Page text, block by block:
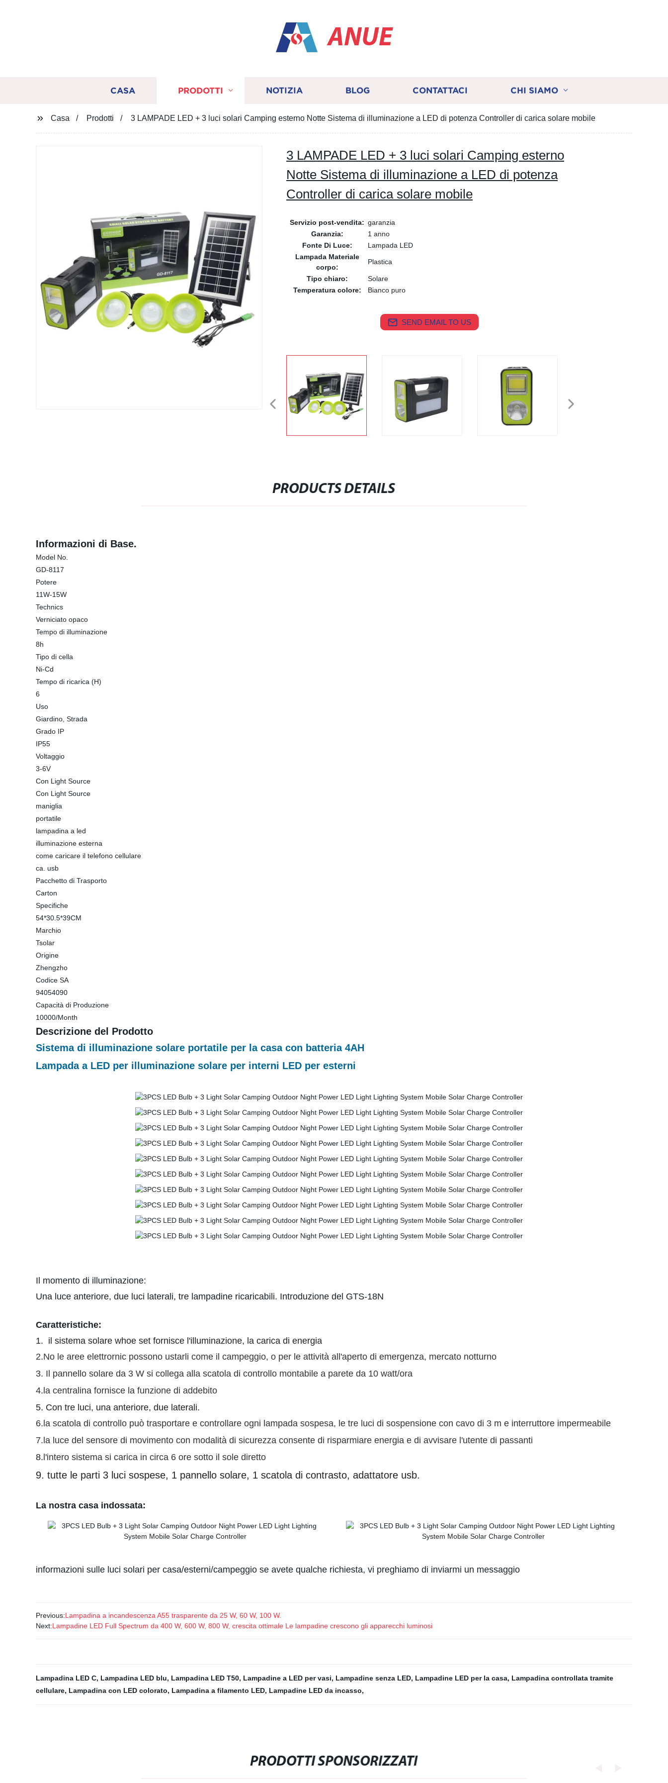
ANUE
CASA PRODOTTI NOTIZIA BLOG CONTATTACI CHI SIAMO
Casa Prodotti 3 LAMPADE LED + 3 luci solari Camping esterno Notte Sistema di illuminazione a LED di potenza Controller di carica solare mobile
3 LAMPADE LED + 3 luci solari Camping esterno
Notte Sistema di illuminazione a LED di potenza
Controller di carica solare mobile
Servizio post-vendita: garanzia
Garanzia:
1 anno
Fonte Di Luce:
Lampada LED
Lampada Materiale
corpo:
Plastica
Tipo chiaro:
Solare
Temperatura colore:
Bianco puro
SEND EMAIL TO US
PRODUCTS DETAILS
Informazioni di Base.
Model No.
GD-8117
Potere
11W-15W
Technics
Verniciato opaco
Tempo di illuminazione
8h
Tipo di cella
Ni-Cd
Tempo di ricarica (H)
6
Uso
Giardino, Strada
Grado IP
IP55
Voltaggio
3-6V
Con Light Source
Con Light Source
maniglia
portatile
lampadina a led
illuminazione esterna
come caricare il telefono cellulare
ca. usb
Pacchetto di Trasporto
Carton
Specifiche
54*30.5*39CM
Marchio
Tsolar
Origine
Zhengzho
Codice SA
94054090
Capacità di Produzione
10000/Month
Descrizione del Prodotto
Sistema di illuminazione solare portatile per la casa con batteria 4AH
Lampada a LED per illuminazione solare per interni LED per esterni
Il momento di illuminazione:
Una luce anteriore, due luci laterali, tre lampadine ricaricabili. Introduzione del GTS-18N
Caratteristiche:
1. il sistema solare whoe set fornisce l'illuminazione, la carica di energia
2.No le aree elettrornic possono ustarli come il campeggio, o per le attività all'aperto di emergenza, mercato notturno
3. Il pannello solare da 3 W si collega alla scatola di controllo montabile a parete da 10 watt/ora
4.la centralina fornisce la funzione di addebito
5. Con tre luci, una anteriore, due laterali.
6.la scatola di controllo può trasportare e controllare ogni lampada sospesa, le tre luci di sospensione con cavo di 3 m e interruttore impermeabile
7.la luce del sensore di movimento con modalità di sicurezza consente di risparmiare energia e di avvisare l'utente di passanti
8. l'intero sistema si carica in circa 6 ore sotto il sole diretto
9. tutte le parti 3 luci sospese, 1 pannello solare, 1 scatola di contrasto, adattatore usb.
La nostra casa indossata:
informazioni sulle luci solari per casa/esterni/campeggio se avete qualche richiesta, vi preghiamo di inviarmi un messaggio
Previous:Lampadina a incandescenza A55 trasparente da 25 W, 60 W, 100 W.
Next:Lampadine LED Full Spectrum da 400 W, 600 W, 800 W, crescita ottimale Le lampadine crescono gli apparecchi luminosi
Lampadina LED C, Lampadina LED blu, Lampadina LED T50, Lampadine a LED per vasi, Lampadine senza LED, Lampadine LED per la casa, Lampadina controllata tramite
cellulare, Lampadina con LED colorato, Lampadina a filamento LED, Lampadine LED da incasso,
PRODOTTI SPONSORIZZATI